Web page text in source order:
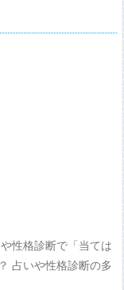
性格診断で「当ては
占いや性格診断の多